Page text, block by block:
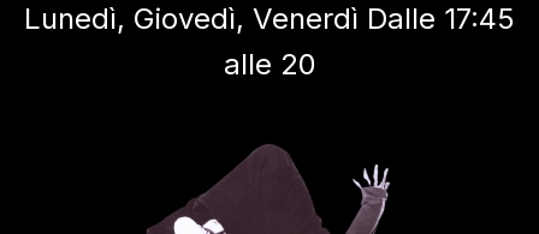
Lunedì, Giovedì, Venerdì Dalle 17:45
alle 20